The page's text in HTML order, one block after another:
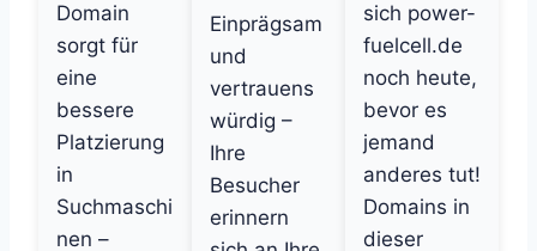
Domain
sorgt für
eine
bessere
Platzierung
in
Suchmaschi
nen –
Einprägsam
und
vertrauens
würdig –
Ihre
Besucher
erinnern
sich power-
fuelcell.de
noch heute,
bevor es
jemand
anderes tut!
Domains in
dieser